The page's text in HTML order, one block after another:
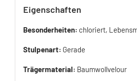
Eigenschaften
Besonderheiten: chloriert,
Stulpenart: Gerade
Trägermaterial: Baumwollvelour